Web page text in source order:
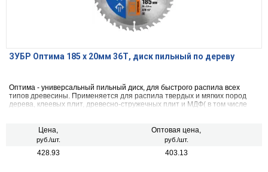
ЗУБР Оптима 185 x 20мм 36Т, диск пильный по дереву
Оптима - универсальный пильный диск, для быстрого распила всех
типов древесины. Применяется для распила твердых и мягких пород
дерева, клеевых плит, древесно-стружечных плит и МДФ( в том числе
Цена,
руб./шт.
Оптовая цена,
руб./шт.
428.93 403.13